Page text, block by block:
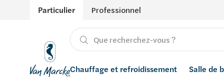
Particulier Professionnel
Chauffage et refroidissement Salle de